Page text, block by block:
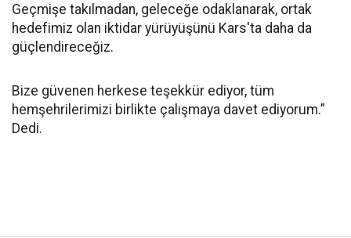
Geçmişe takılmadan, geleceğe odaklanarak, ortak
hedefimiz olan iktidar yürüyüşünü Kars'ta daha da
güçlendireceğiz.
Bize güvenen herkese teşekkür ediyor, tüm
hemşehrilerimizi birlikte çalışmaya davet ediyorum.”
Dedi.